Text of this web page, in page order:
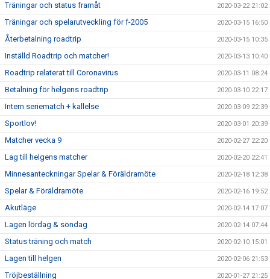
Träningar och status framåt 2020-03-22 21:02
Träningar och spelarutveckling för f-2005 2020-03-15 16:50
Återbetalning roadtrip 2020-03-15 10:35
Inställd Roadtrip och matcher! 2020-03-13 10:40
Roadtrip relaterat till Coronavirus 2020-03-11 08:24
Betalning för helgens roadtrip 2020-03-10 22:17
Intern seriematch + kallelse 2020-03-09 22:39
Sportlov! 2020-03-01 20:39
Matcher vecka 9 2020-02-27 22:20
Lag till helgens matcher 2020-02-20 22:41
Minnesanteckningar Spelar & Föräldramöte 2020-02-18 12:38
Spelar & Föräldramöte 2020-02-16 19:52
Akutläge 2020-02-14 17:07
Lagen lördag & söndag 2020-02-14 07:44
Status träning och match 2020-02-10 15:01
Lagen till helgen 2020-02-06 21:53
Tröjbeställning 2020-01-27 21:25